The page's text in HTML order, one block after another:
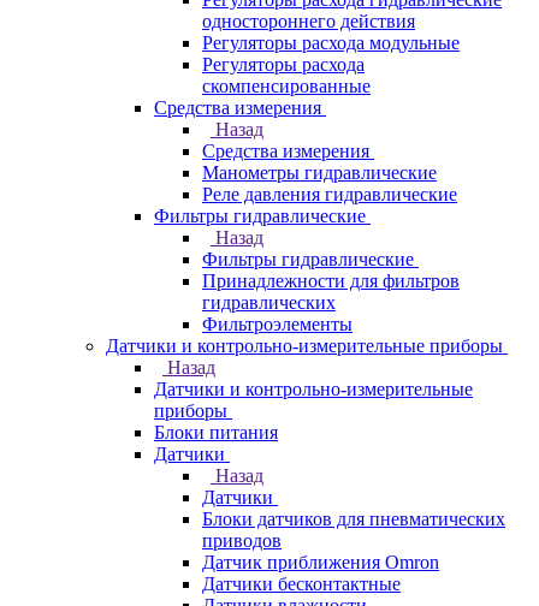
одностороннего действия
Регуляторы расхода модульные
Регуляторы расхода
скомпенсированные
Средства измерения
Назад
Средства измерения
Манометры гидравлические
Реле давления гидравлические
Фильтры гидравлические
Назад
Фильтры гидравлические
Принадлежности для фильтров
гидравлических
Фильтроэлементы
Датчики и контрольно-измерительные приборы
Назад
Датчики и контрольно-измерительные
приборы
Блоки питания
Датчики
Назад
Датчики
Блоки датчиков для пневматических
приводов
Датчик приближения Omron
Датчики бесконтактные